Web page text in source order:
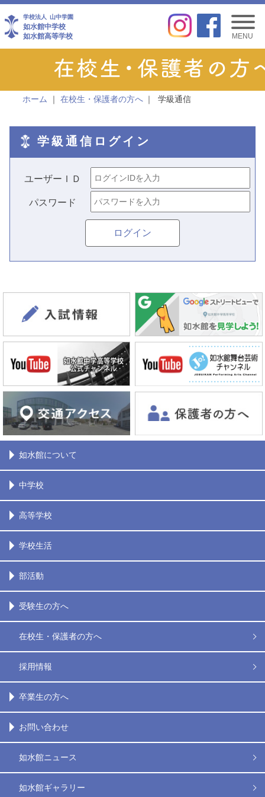
学校法人 山中学園
如水館中学校
如水館高等学校
MENU
ホーム 在校生・保護者の方へ 学級通信
学級通信ログイン
ユーザーＩＤ
パスワード
ログイン
如水館について
中学校
高等学校
学校生活
部活動
受験生の方へ
在校生・保護者の方へ
採用情報
卒業生の方へ
お問い合わせ
如水館ニュース
如水館ギャラリー